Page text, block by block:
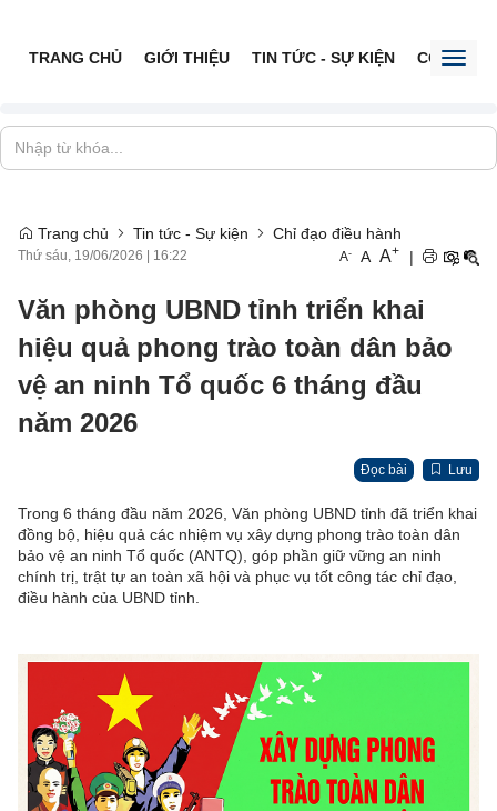
TRANG CHỦ GIỚI THIỆU TIN TỨC - SỰ KIỆN CỔNG
Trang chủ Tin tức - Sự kiện Chỉ đạo điều hành
Thứ sáu, 19/06/2026 16:22 A- A A+ |
Văn phòng UBND tỉnh triển khai
hiệu quả phong trào toàn dân bảo
vệ an ninh Tổ quốc 6 tháng đầu
năm 2026
Đọc bài Lưu
Trong 6 tháng đầu năm 2026, Văn phòng UBND tỉnh đã triển khai
đồng bộ, hiệu quả các nhiệm vụ xây dựng phong trào toàn dân
bảo vệ an ninh Tổ quốc (ANTQ), góp phần giữ vững an ninh
chính trị, trật tự an toàn xã hội và phục vụ tốt công tác chỉ đạo,
điều hành của UBND tỉnh.